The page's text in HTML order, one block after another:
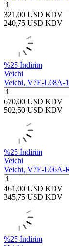
321,00 USD KDV
240,75 USD KDV
%25 İndirim
Veichi
Veichi, V7E-L08A-
670,00 USD KDV
502,50 USD KDV
%25 İndirim
Veichi
Veichi, V7E-L06A-
461,00 USD KDV
345,75 USD KDV
%25 İndirim